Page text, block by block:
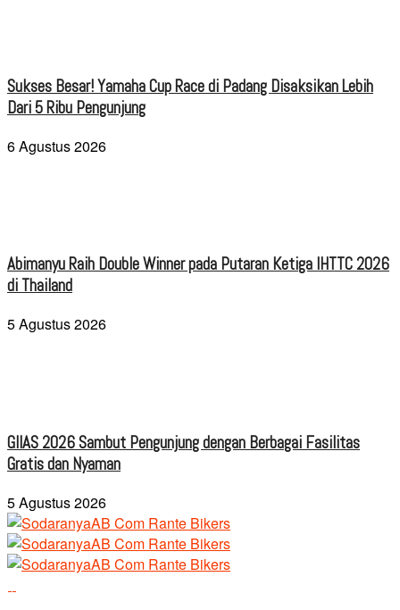
Sukses Besar! Yamaha Cup Race di Padang Disaksikan Lebih
Dari 5 Ribu Pengunjung
6 Agustus 2026
Abimanyu Raih Double Winner pada Putaran Ketiga IHTTC 2026
di Thailand
5 Agustus 2026
GIIAS 2026 Sambut Pengunjung dengan Berbagai Fasilitas
Gratis dan Nyaman
5 Agustus 2026